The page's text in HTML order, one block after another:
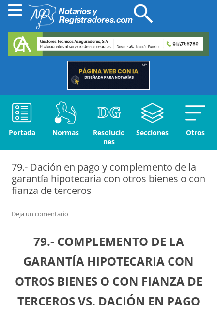
Portada Normas
Resolucio
nes
Secciones Otros
79.- Dación en pago y complemento de la
garantía hipotecaria con otros bienes o con
fianza de terceros
Deja un comentario
79.- COMPLEMENTO DE LA
GARANTÍA HIPOTECARIA CON
OTROS BIENES O CON FIANZA DE
TERCEROS VS. DACIÓN EN PAGO